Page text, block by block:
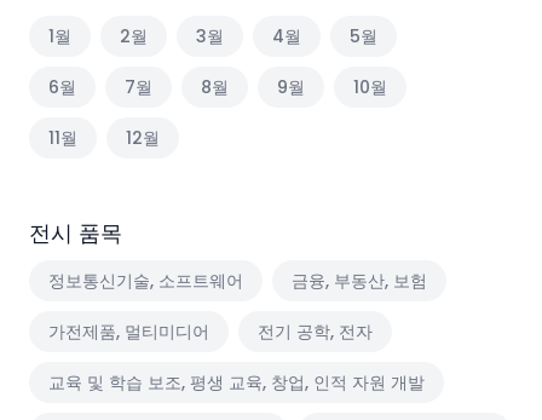
1월 2월 3월 4월 5월
6월 7월 8월 9월 10월
11월 12월
전시 품목
정보통신기술, 소프트웨어 금융, 부동산, 보험
가전제품, 멀티미디어 전기 공학, 전자
교육 및 학습 보조, 평생 교육, 창업, 인적 자원 개발